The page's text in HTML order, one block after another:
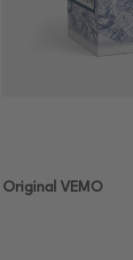
VEMO